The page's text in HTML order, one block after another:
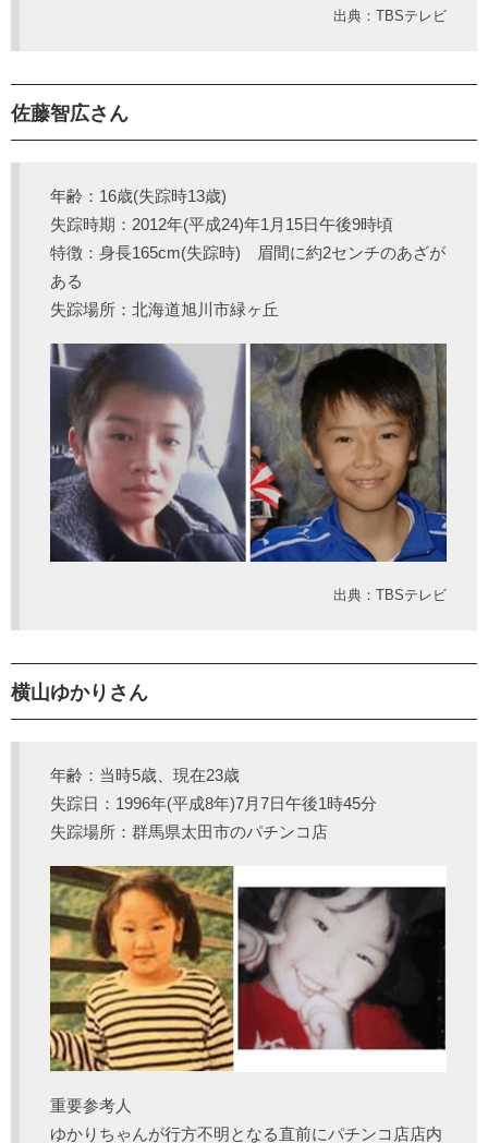
出典：TBSテレビ
佐藤智広さん
年齢：16歳(失踪時13歳)
失踪時期：2012年(平成24)年1月15日午後9時頃
特徴：身長165cm(失踪時) 眉間に約2センチのあざが
ある
失踪場所：北海道旭川市緑ヶ丘
出典：TBSテレビ
横山ゆかりさん
年齢：当時5歳、現在23歳
失踪日：1996年(平成8年)7月7日午後1時45分
失踪場所：群馬県太田市のパチンコ店
重要参考人
ゆかりちゃんが行方不明となる直前にパチンコ店店内